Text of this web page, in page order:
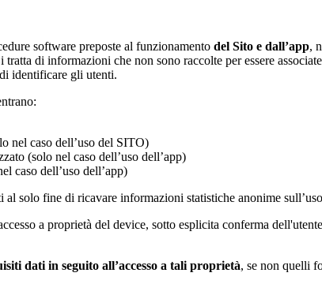
software preposte al funzionamento del Sito e dall’app,
di informazioni che non sono raccolte per essere
identificare gli utenti.
nel caso dell’uso del SITO)
(solo nel caso dell’uso dell’app)
caso dell’uso dell’app)
solo fine di ricavare informazioni statistiche anonime
a proprietà del device, sotto esplicita conferma
dati in seguito all’accesso a tali proprietà, se non quelli